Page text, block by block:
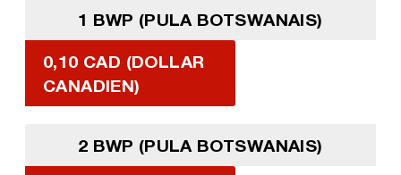
1 BWP (PULA BOTSWANAIS)
0,10 CAD (DOLLAR
CANADIEN)
2 BWP (PULA BOTSWANAIS)